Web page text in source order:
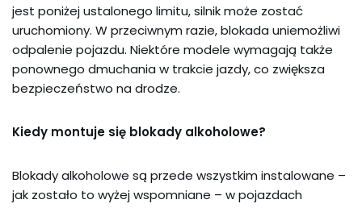
jest poniżej ustalonego limitu, silnik może zostać
uruchomiony. W przeciwnym razie, blokada uniemożliwi
odpalenie pojazdu. Niektóre modele wymagają także
ponownego dmuchania w trakcie jazdy, co zwiększa
bezpieczeństwo na drodze.
Kiedy montuje się blokady alkoholowe?
Blokady alkoholowe są przede wszystkim instalowane –
jak zostało to wyżej wspomniane – w pojazdach